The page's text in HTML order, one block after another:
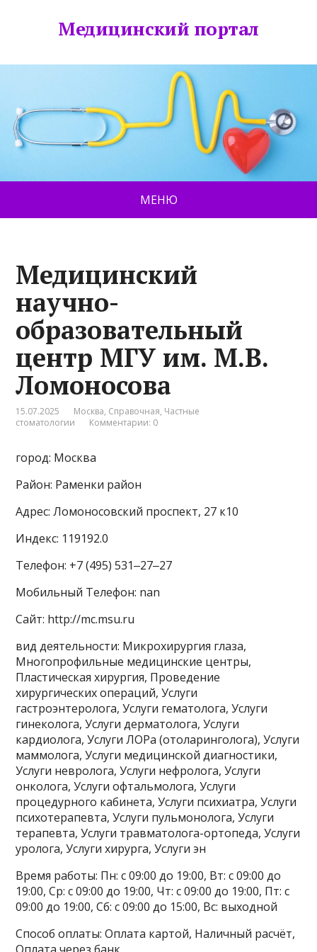
Медицинский портал
МЕНЮ
Медицинский
научно-
образовательный
центр МГУ им. М.В.
Ломоносова
15.07.2025 Москва, Справочная, Частные
стоматологии
Комментарии: 0
город: Москва
Район: Раменки район
Адрес: Ломоносовский проспект, 27 к10
Индекс: 119192.0
Телефон: +7 (495) 531‒27‒27
Мобильный Телефон: nan
Сайт: http://mc.msu.ru
вид деятельности: Микрохирургия глаза,
Многопрофильные медицинские центры,
Пластическая хирургия, Проведение
хирургических операций, Услуги
гастроэнтеролога, Услуги гематолога, Услуги
гинеколога, Услуги дерматолога, Услуги
кардиолога, Услуги ЛОРа (отоларинголога), Услуги
маммолога, Услуги медицинской диагностики,
Услуги невролога, Услуги нефролога, Услуги
онколога, Услуги офтальмолога, Услуги
процедурного кабинета, Услуги психиатра, Услуги
психотерапевта, Услуги пульмонолога, Услуги
терапевта, Услуги травматолога-ортопеда, Услуги
уролога, Услуги хирурга, Услуги эн
Время работы: Пн: с 09:00 до 19:00, Вт: с 09:00 до
19:00, Ср: с 09:00 до 19:00, Чт: с 09:00 до 19:00, Пт: с
09:00 до 19:00, Сб: с 09:00 до 15:00, Вс: выходной
Способ оплаты: Оплата картой, Наличный расчёт,